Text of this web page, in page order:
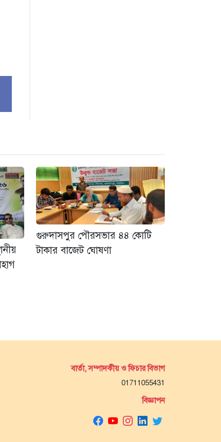
গুরুদাসপুর পৌরসভার ৪৪ কোটি
টাকার বাজেট ঘোষণা
বার্তা, সম্পাদকীয় ও ফিচার বিভাগ
01711055431
বিজ্ঞাপন